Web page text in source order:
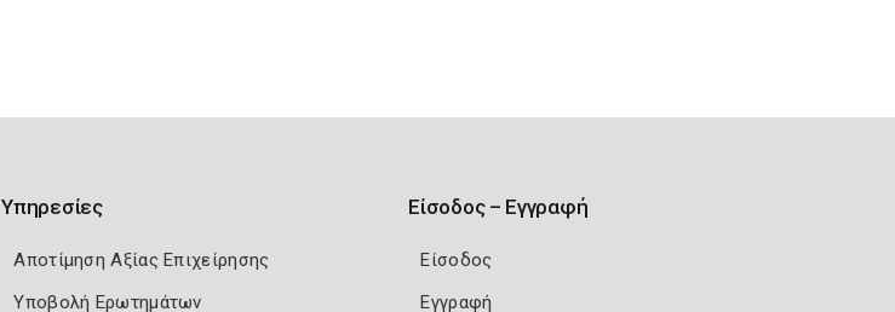
Υπηρεσίες
Αποτίμηση Αξίας Επιχείρησης
Υποβολή Ερωτημάτων
Είσοδος – Εγγραφή
Είσοδος
Εγγραφή